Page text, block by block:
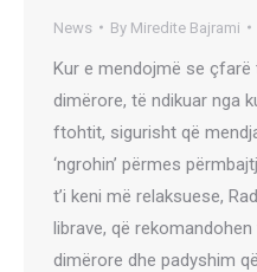
News By Miredite Bajrami
Kur e mendojmë se
dimërore, të ndikuar nga
ftohtit, sigurisht që
‘ngrohin’ përmes
t’i keni më relaksuese,
librave, që
dimërore dhe padyshim